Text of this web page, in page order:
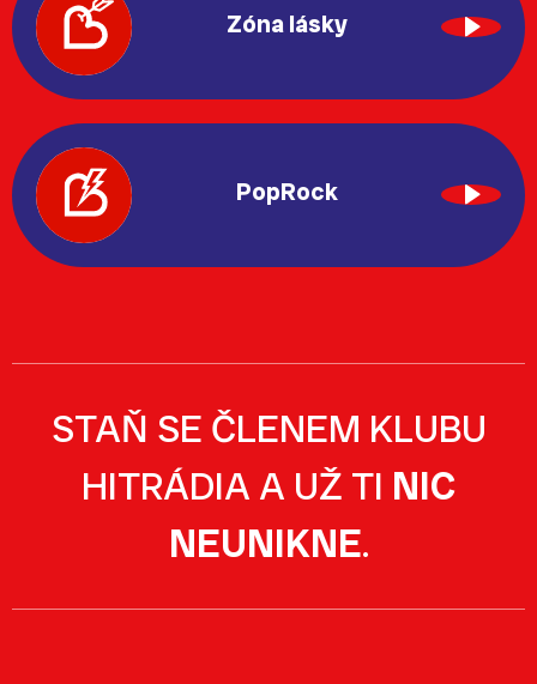
Zóna lásky
PopRock
STAŇ SE ČLENEM KLUBU
HITRÁDIA A UŽ TI NIC
NEUNIKNE.